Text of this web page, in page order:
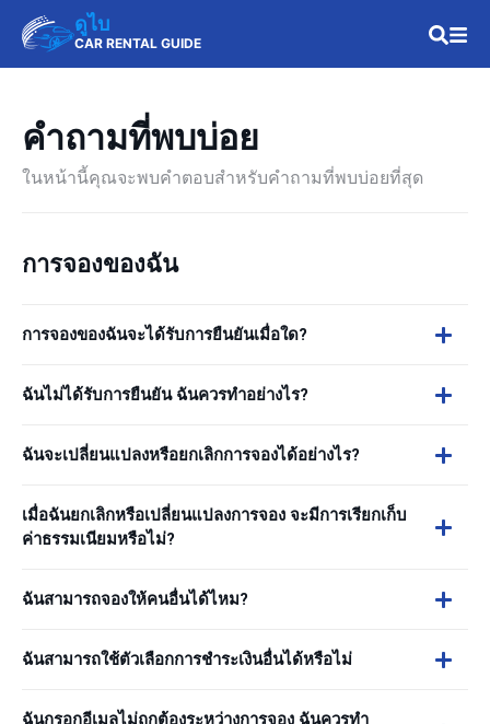
ดูไบ
CAR RENTAL GUIDE
คำถามที่พบบ่อย
ในหน้านี้คุณจะพบคำตอบสำหรับคำถามที่พบบ่อยที่สุด
การจองของฉัน
การจองของฉันจะได้รับการยืนยันเมื่อใด?
ฉันไม่ได้รับการยืนยัน ฉันควรทำอย่างไร?
ฉันจะเปลี่ยนแปลงหรือยกเลิกการจองได้อย่างไร?
เมื่อฉันยกเลิกหรือเปลี่ยนแปลงการจอง จะมีการเรียกเก็บ
ค่าธรรมเนียมหรือไม่?
ฉันสามารถจองให้คนอื่นได้ไหม?
ฉันสามารถใช้ตัวเลือกการชำระเงินอื่นได้หรือไม่
ฉันกรอกอีเมลไม่ถูกต้องระหว่างการจอง ฉันควรทำ